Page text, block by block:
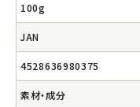
100g
JAN
4528636980375
素材・成分